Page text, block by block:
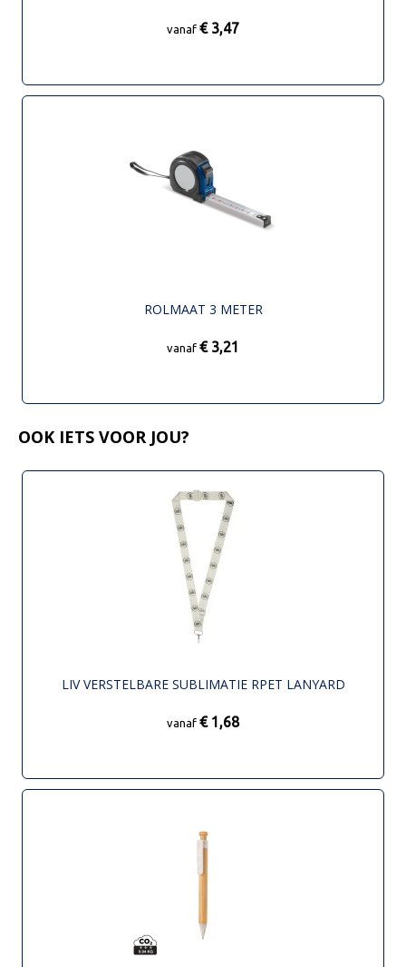
vanaf € 3,47
ROLMAAT 3 METER
vanaf € 3,21
OOK IETS VOOR JOU?
LIV VERSTELBARE SUBLIMATIE RPET LANYARD
vanaf € 1,68